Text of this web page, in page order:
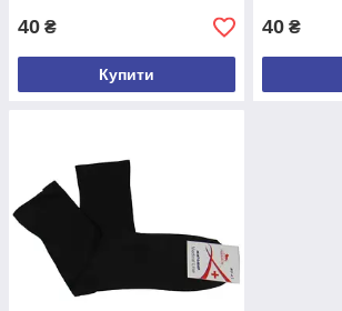
40 ₴
Купити
40 ₴